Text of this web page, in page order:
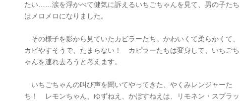
たい……涙を浮かべて健気に訴えるいちごちゃんを見て、男の子たち
はメロメロになりました。
その様子を影から見ていたカビラーたち。かわいくて柔らかくて、
カビやすそうで、たまらない！ カビラーたちは変身して、いちごち
ゃんを連れ去ろうと考えます。
いちごちゃんの叫び声を聞いてやってきた、やくみレンジャーた
ち！ レモンちゃん、ゆずねえ、かぼすねえは、リモネン・スプラッ